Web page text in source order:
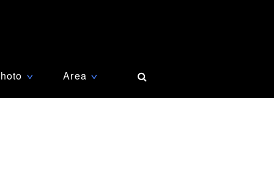
∨ Area ∨